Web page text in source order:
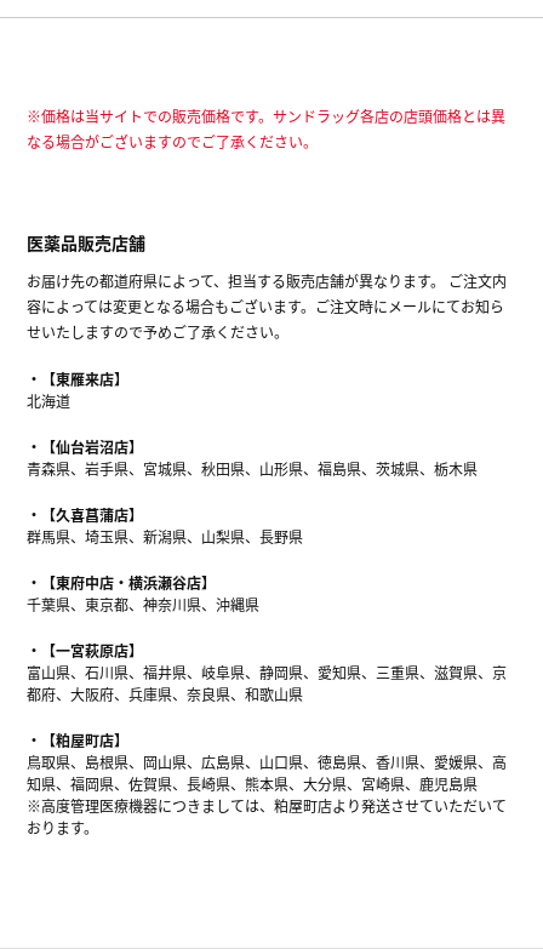
※価格は当サイトでの販売価格です。サンドラッグ各店の店頭価格とは異
なる場合がございますのでご了承ください。
医薬品販売店舗
お届け先の都道府県によって、担当する販売店舗が異なります。 ご注文内
容によっては変更となる場合もございます。ご注文時にメールにてお知ら
せいたしますので予めご了承ください。
【東雁来店】
北海道
【仙台岩沼店】
青森県、岩手県、宮城県、秋田県、山形県、福島県、茨城県、栃木県
【久喜菖蒲店】
群馬県、埼玉県、新潟県、山梨県、長野県
【東府中店・横浜瀬谷店】
千葉県、東京都、神奈川県、沖縄県
【一宮萩原店】
富山県、石川県、福井県、岐阜県、静岡県、愛知県、三重県、滋賀県、京
都府、大阪府、兵庫県、奈良県、和歌山県
【粕屋町店】
鳥取県、島根県、岡山県、広島県、山口県、徳島県、香川県、愛媛県、高
知県、福岡県、佐賀県、長崎県、熊本県、大分県、宮崎県、鹿児島県
※高度管理医療機器につきましては、粕屋町店より発送させていただいて
おります。